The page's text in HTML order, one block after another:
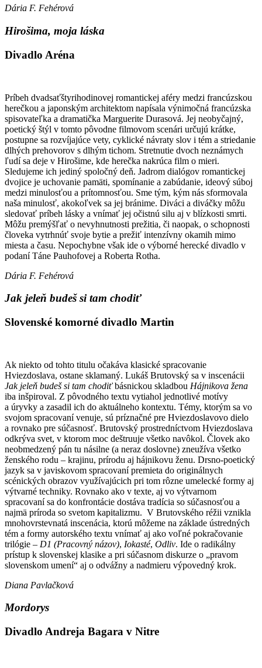
Dária F. Fehérová
Hirošima, moja láska
Divadlo Aréna
Príbeh dvadsaťštyrihodinovej romantickej aféry medzi francúzskou
herečkou a japonským architektom napísala výnimočná francúzska
spisovateľka a dramatička Marguerite Durasová. Jej neobyčajný,
poetický štýl v tomto pôvodne filmovom scenári určujú krátke,
postupne sa rozvíjajúce vety, cyklické návraty slov i tém a striedanie
dlhých prehovorov s dlhým tichom. Stretnutie dvoch neznámych
ľudí sa deje v Hirošime, kde herečka nakrúca film o mieri.
Sledujeme ich jediný spoločný deň. Jadrom dialógov romantickej
dvojice je uchovanie pamäti, spomínanie a zabúdanie, ideový súboj
medzi minulosťou a prítomnosťou. Sme tým, kým nás sformovala
naša minulosť, akokoľvek sa jej bránime. Diváci a diváčky môžu
sledovať príbeh lásky a vnímať jej očistnú silu aj v blízkosti smrti.
Môžu premýšľať o nevyhnutnosti prežitia, či naopak, o schopnosti
človeka vytrhnúť svoje bytie a prežiť intenzívny okamih mimo
miesta a času. Nepochybne však ide o výborné herecké divadlo v
podaní Táne Pauhofovej a Roberta Rotha.
Dária F. Fehérová
Jak jeleň budeš si tam chodiť
Slovenské komorné divadlo Martin
Ak niekto od tohto titulu očakáva klasické spracovanie
Hviezdoslava, ostane sklamaný. Lukáš Brutovský sa v inscenácii
Jak jeleň budeš si tam chodiťbásnickou skladbou Hájnikova žena
iba inšpiroval. Z pôvodného textu vytiahol jednotlivé motívy
a úryvky a zasadil ich do aktuálneho kontextu. Témy, ktorým sa vo
svojom spracovaní venuje, sú príznačné pre Hviezdoslavovo dielo
a rovnako pre súčasnosť. Brutovský prostredníctvom Hviezdoslava
odkrýva svet, v ktorom moc deštruuje všetko navôkol. Človek ako
neobmedzený pán tu násilne (a neraz doslovne) zneužíva všetko
ženského rodu – krajinu, prírodu aj hájnikovu ženu. Drsno-poetický
jazyk sa v javiskovom spracovaní premieta do originálnych
scénických obrazov využívajúcich pri tom rôzne umelecké formy aj
výtvarné techniky. Rovnako ako v texte, aj vo výtvarnom
spracovaní sa do konfrontácie dostáva tradícia so súčasnosťou a
najmä príroda so svetom kapitalizmu. V Brutovského réžii vznikla
mnohovrstevnatá inscenácia, ktorú môžeme na základe ústredných
tém a formy autorského textu vnímať aj ako voľné pokračovanie
trilógie – D1 (Pracovný názov), Iokasté, Odliv. Ide o radikálny
prístup k slovenskej klasike a pri súčasnom diskurze o „pravom
slovenskom umení“ aj o odvážny a nadmieru výpovedný krok.
Diana Pavlačková
Mordorys
Divadlo Andreja Bagara v Nitre